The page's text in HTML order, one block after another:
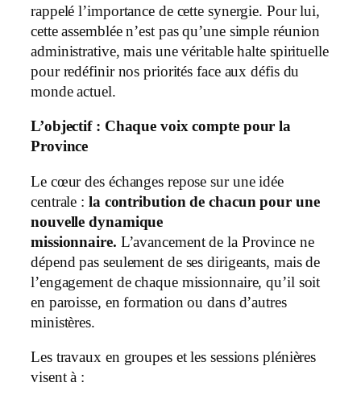
rappelé l’importance de cette synergie. Pour lui,
cette assemblée n’est pas qu’une simple réunion
administrative, mais une véritable halte spirituelle
pour redéfinir nos priorités face aux défis du
monde actuel.
L’objectif : Chaque voix compte pour la
Province
Le cœur des échanges repose sur une idée
centrale : la contribution de chacun pour une
nouvelle dynamique
missionnaire. L’avancement de la Province ne
dépend pas seulement de ses dirigeants, mais de
l’engagement de chaque missionnaire, qu’il soit
en paroisse, en formation ou dans d’autres
ministères.
Les travaux en groupes et les sessions plénières
visent à :